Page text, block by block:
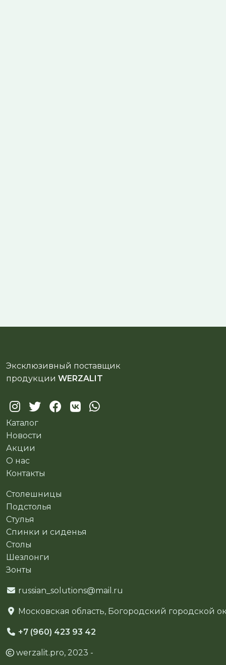
Эксклюзивный поставщик
продукции WERZALIT
Каталог
Новости
Акции
О нас
Контакты
Столешницы
Подстолья
Стулья
Спинки и сиденья
Столы
Шезлонги
Зонты
russian_solutions@mail.ru
Московская область, Богородский городской
+7 (960) 423 93 42
werzalit.pro, 2023 -